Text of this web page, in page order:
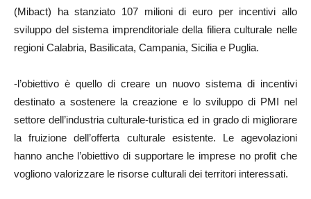
(Mibact) ha stanziato 107 milioni di euro per incentivi allo
sviluppo del sistema imprenditoriale della filiera culturale nelle
regioni Calabria, Basilicata, Campania, Sicilia e Puglia.
-l’obiettivo è quello di creare un nuovo sistema di incentivi
destinato a sostenere la creazione e lo sviluppo di PMI nel
settore dell’industria culturale-turistica ed in grado di migliorare
la fruizione dell’offerta culturale esistente. Le agevolazioni
hanno anche l’obiettivo di supportare le imprese no profit che
vogliono valorizzare le risorse culturali dei territori interessati.